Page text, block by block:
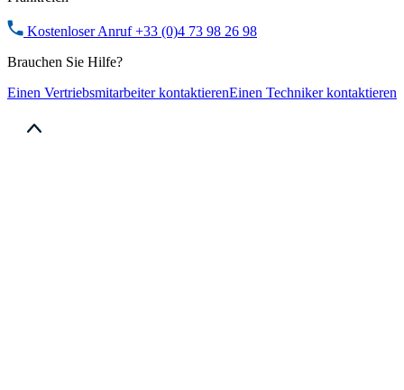
Kostenloser Anruf+33 (0)4 73 98 26 98
Brauchen Sie Hilfe?
Einen Vertriebsmitarbeiter kontaktierenEinen Techniker kontaktieren